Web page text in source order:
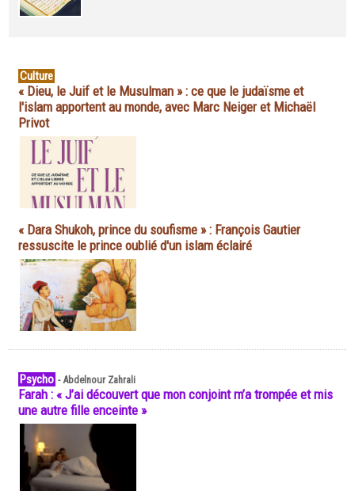
Culture
« Dieu, le Juif et le Musulman » : ce que le judaïsme et
l'islam apportent au monde, avec Marc Neiger et Michaël
Privot
« Dara Shukoh, prince du soufisme » : François Gautier
ressuscite le prince oublié d'un islam éclairé
Psycho -Abdelnour Zahrali
Farah : « J’ai découvert que mon conjoint m’a trompée et mis
une autre fille enceinte »